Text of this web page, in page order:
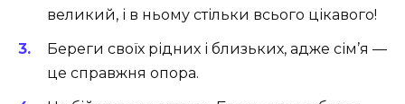
великий, і в ньому стільки всього цікавого!
Береги своїх рідних і близьких, адже сім’я —
це справжня опора.